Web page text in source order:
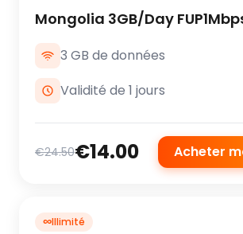
Mongolia 3GB/Day
3 GB de données
Validité de 1 jours
€24.50€14.00 Acheter
∞Illimité